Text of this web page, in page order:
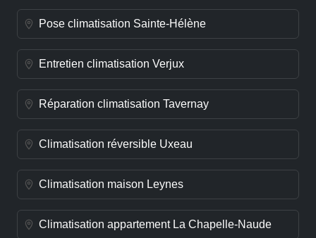
Pose climatisation Sainte-Hélène
Entretien climatisation Verjux
Réparation climatisation Tavernay
Climatisation réversible Uxeau
Climatisation maison Leynes
Climatisation appartement La Chapelle-Naude